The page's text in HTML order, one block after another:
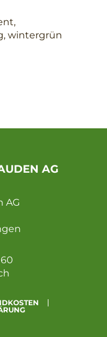
wintergrün
AG
AG